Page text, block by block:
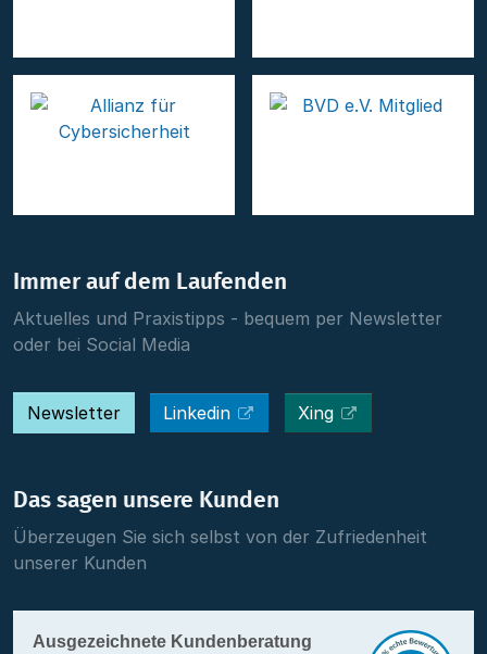
Immer auf dem Laufenden
Aktuelles und Praxistipps - bequem per Newsletter
oder bei Social Media
Newsletter Linkedin Xing
Das sagen unsere Kunden
Überzeugen Sie sich selbst von der Zufriedenheit
unserer Kunden
Ausgezeichnete Kundenberatung